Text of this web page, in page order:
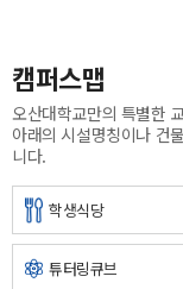
캠퍼스맵
오산대학교만의 특별한
아래의 시설명칭이나 건
니다.
학생식당
튜터링큐브오산고등